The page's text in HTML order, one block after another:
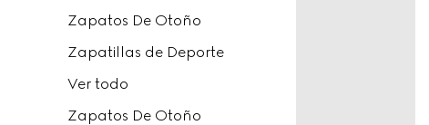
Zapatos De Otoño
Zapatillas de Deporte
Ver todo
Zapatos De Otoño